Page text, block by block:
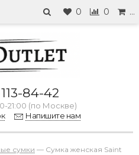
0 0 …
84-42
21:00 (по Москве)
Напишите нам
сумки — Сумка женская Saint